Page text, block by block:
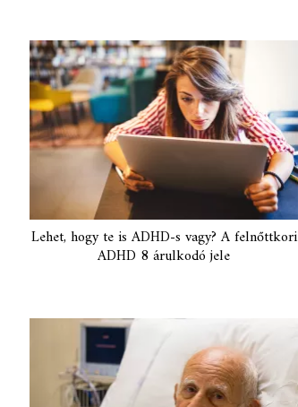
Lehet, hogy te is ADHD-s vagy? A felnőttkori
ADHD 8 árulkodó jele